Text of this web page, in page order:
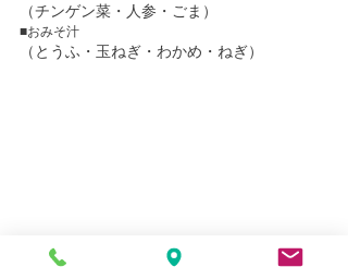
（チンゲン菜・人参・ごま）
■おみそ汁
（とうふ・玉ねぎ・わかめ・ねぎ）